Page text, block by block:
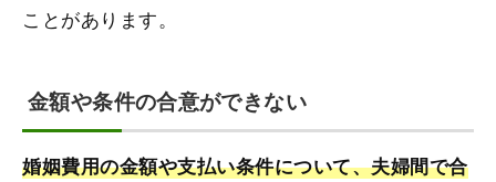
ことがあります。
金額や条件の合意ができない
婚姻費用の金額や支払い条件について、夫婦間で合